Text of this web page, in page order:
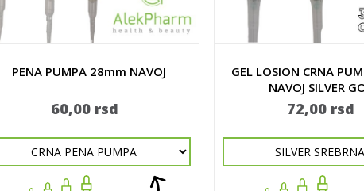
PENA PUMPA 28mm NAVOJ
60,00 rsd
GEL LOSION CRNA
NAVOJ SILVER
72,00 rsd